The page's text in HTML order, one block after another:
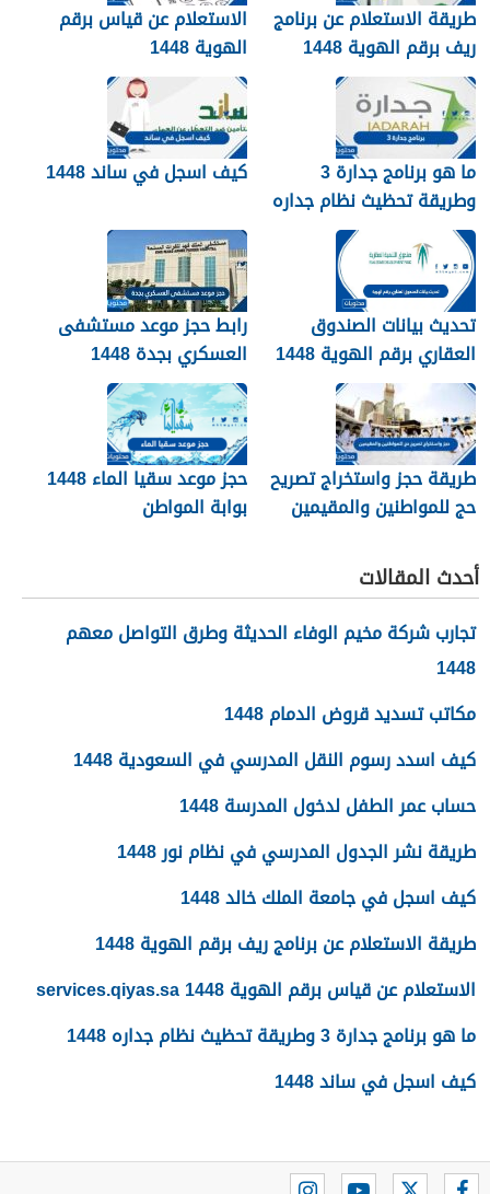
طريقة الاستعلام عن برنامج
ريف برقم الهوية 1448
الاستعلام عن قياس برقم
الهوية 1448
services.qiyas.sa
ما هو برنامج جدارة 3
وطريقة تحظيث نظام جداره
1448
كيف اسجل في ساند 1448
تحديث بيانات الصندوق
العقاري برقم الهوية 1448
الرابط والخطوات
رابط حجز موعد مستشفى
العسكري بجدة 1448
طريقة حجز واستخراج تصريح
حج للمواطنين والمقيمين
حجز موعد سقيا الماء 1448
بوابة المواطن
أحدث المقالات
تجارب شركة مخيم الوفاء الحديثة وطرق التواصل معهم
1448
مكاتب تسديد قروض الدمام 1448
كيف اسدد رسوم النقل المدرسي في السعودية 1448
حساب عمر الطفل لدخول المدرسة 1448
طريقة نشر الجدول المدرسي في نظام نور 1448
كيف اسجل في جامعة الملك خالد 1448
طريقة الاستعلام عن برنامج ريف برقم الهوية 1448
الاستعلام عن قياس برقم الهوية 1448 services.qiyas.sa
ما هو برنامج جدارة 3 وطريقة تحظيث نظام جداره 1448
كيف اسجل في ساند 1448